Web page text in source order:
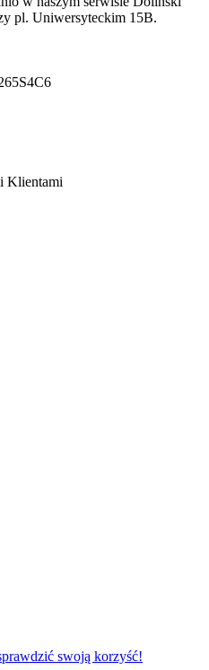
pl. Uniwersyteckim 15B.
Klientami
swoją korzyść!